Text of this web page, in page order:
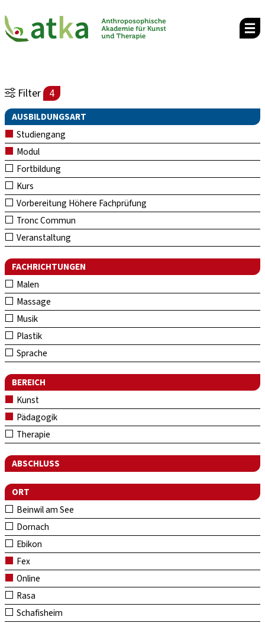
Filter 4
AUSBILDUNGSART
Studiengang
Modul
Fortbildung
Kurs
Vorbereitung Höhere Fachprüfung
Tronc Commun
Veranstaltung
FACHRICHTUNGEN
Malen
Massage
Musik
Plastik
Sprache
BEREICH
Kunst
Pädagogik
Therapie
ABSCHLUSS
ORT
Beinwil am See
Dornach
Ebikon
Fex
Online
Rasa
Schafisheim